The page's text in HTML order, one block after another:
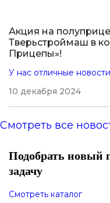
Акция на
Тверьстроймаш в
Прицепы»!
У нас отличные
10 декабря 2024
Смотреть все
Подобрать новый
задачу
Смотреть каталог